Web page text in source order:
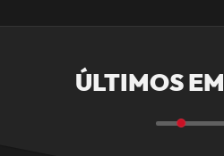
ÚLTIMOS